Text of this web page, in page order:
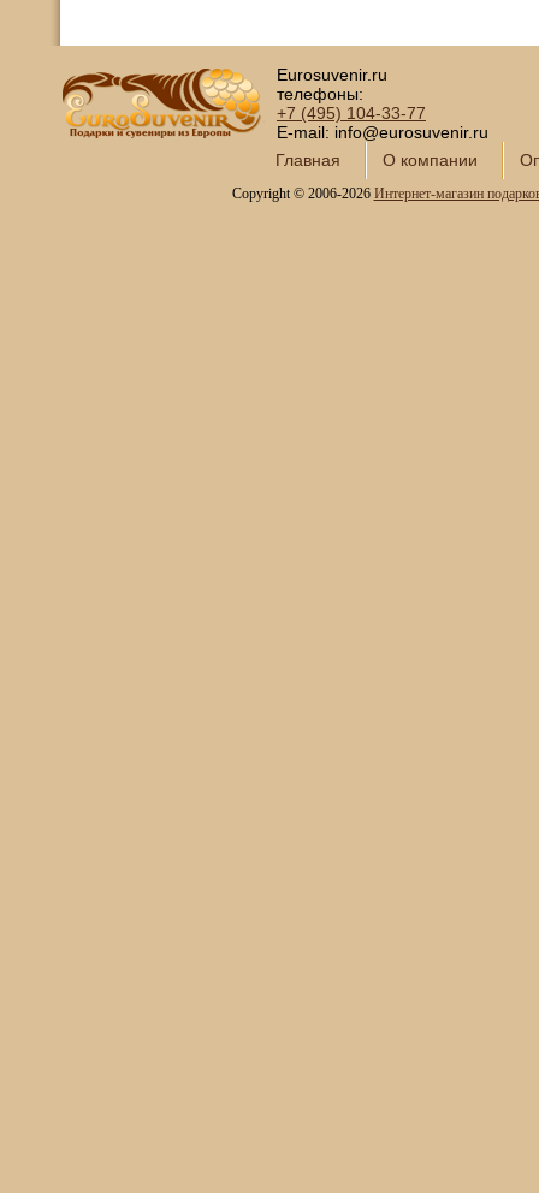
Eurosuvenir.ru
телефоны:
+7 (495) 104-33-77
E-mail: info@eurosuvenir.ru
Главная
О компании
Copyright © 2006-2026 Интернет-магазин